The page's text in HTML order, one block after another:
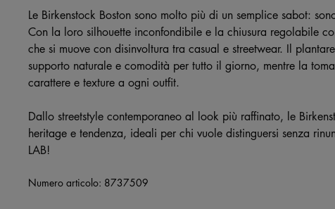
Le Birkenstock Boston sono molto più di un semplice sabot:
Con la loro silhouette inconfondibile e la chiusura regolabile
che si muove con disinvoltura tra casual e streetwear. Il
supporto naturale e comodità per tutto il giorno, mentre la
carattere e texture a ogni outfit.
Dallo streetstyle contemporaneo al look più raffinato, le
heritage e tendenza, ideali per chi vuole distinguersi senza
LAB!
Numero articolo: 8737509